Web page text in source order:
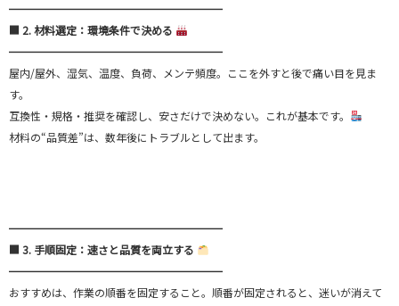
━━━━━━━━━━━━━━━━━━━━
■ 2. 材料選定：環境条件で決める
━━━━━━━━━━━━━━━━━━━━
屋内/屋外、湿気、温度、負荷、メンテ頻度。ここを外すと後で痛い目を見ま
す。
互換性・規格・推奨を確認し、安さだけで決めない。これが基本です。
材料の“品質差”は、数年後にトラブルとして出ます。
━━━━━━━━━━━━━━━━━━━━
■ 3. 手順固定：速さと品質を両立する
━━━━━━━━━━━━━━━━━━━━
おすすめは、作業の順番を固定すること。順番が固定されると、迷いが消えて